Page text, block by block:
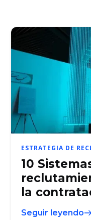
ESTRATEGIA DE
10
la
Seguir leyendo